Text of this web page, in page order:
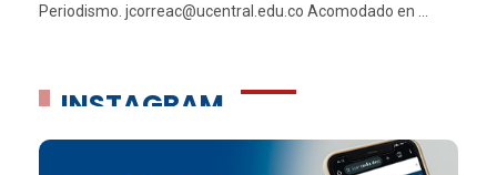
Periodismo. jcorreac@ucentral.edu.co Acomodado en ...
INSTAGRAM